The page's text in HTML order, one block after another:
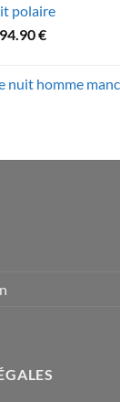
58.90 €
polaire
94.90€Plage
79.90 €
nuit homme